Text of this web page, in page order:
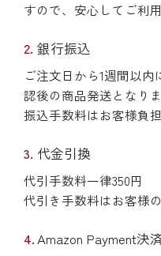
すので、安心してご利
銀行振込
ご注文日から1週間以
認後の商品発送となりま
振込手数料はお客様負
代金引換
代引手数料一律350円
代引き手数料はお客様
Amazon Payment決